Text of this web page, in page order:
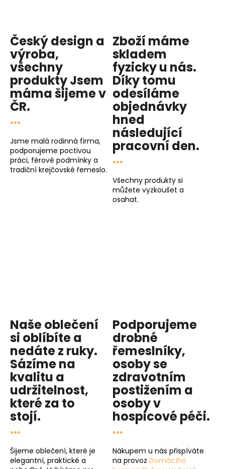
Český design a
výroba,
všechny
produktyJsem
mámašijeme v
ČR.
...
Jsme malá rodinná firma,
podporujeme poctivou
práci, férové podmínky a
tradiční krejčovské řemeslo.
Zboží máme
skladem
fyzicky u nás.
Díky tomu
odesíláme
objednávky
hned
následující
pracovní den.
...
Všechny produkty si
můžete vyzkoušet a
osahat.
Naše oblečení
si oblíbíte a
nedáte z ruky.
Sázíme na
kvalitu a
udržitelnost,
které za to
stojí.
...
Šijeme oblečení, které je
elegantní, praktické a
Podporujeme
drobné
řemeslníky,
osoby se
zdravotním
postižením a
osoby v
hospicové péči.
...
Nákupem u nás přispíváte
na provoz Domácího